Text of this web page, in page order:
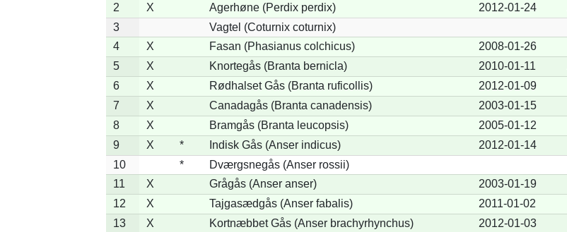
2
X Agerhøne (Perdix perdix) 2012-01-24
3
Vagtel (Coturnix coturnix)
4
X Fasan (Phasianus colchicus) 2008-01-26
5
X Knortegås (Branta bernicla) 2010-01-11
6
X Rødhalset Gås (Branta ruficollis) 2012-01-09
7
X Canadagås (Branta canadensis) 2003-01-15
8
X Bramgås (Branta leucopsis) 2005-01-12
9
X * Indisk Gås (Anser indicus) 2012-01-14
10
*
Dværgsnegås (Anser rossii)
11
X Grågås (Anser anser) 2003-01-19
12
X Tajgasædgås (Anser fabalis) 2011-01-02
13
X Kortnæbbet Gås (Anser brachyrhynchus) 2012-01-03